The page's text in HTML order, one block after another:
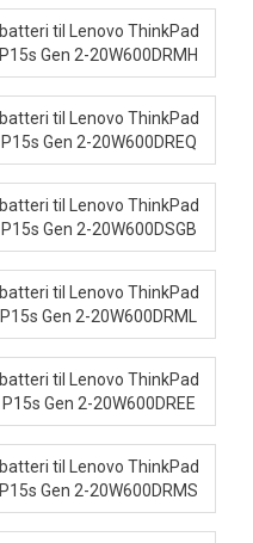
batteri til Lenovo ThinkPad
P15s Gen 2-20W600DRMH
batteri til Lenovo ThinkPad
P15s Gen 2-20W600DREQ
batteri til Lenovo ThinkPad
P15s Gen 2-20W600DSGB
batteri til Lenovo ThinkPad
P15s Gen 2-20W600DRML
batteri til Lenovo ThinkPad
P15s Gen 2-20W600DREE
batteri til Lenovo ThinkPad
P15s Gen 2-20W600DRMS